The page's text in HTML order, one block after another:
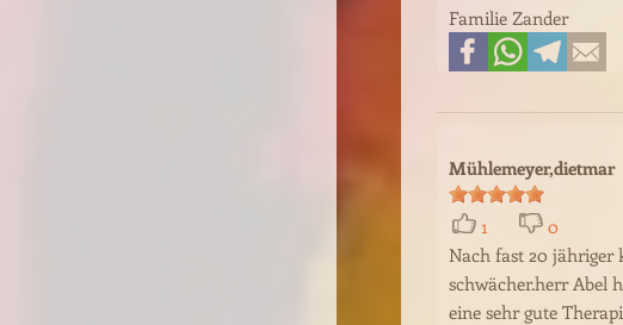
Familie Zander
Mühlemeyer,dietmar
1
0
Nach fast 20 jähriger
schwächer.herr Abel
eine sehr gute